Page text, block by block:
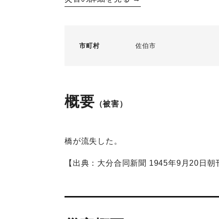
市町村 佐伯市
概要 （被害）
橋が流失した。
【出典：大分合同新聞 1945年9月20日朝